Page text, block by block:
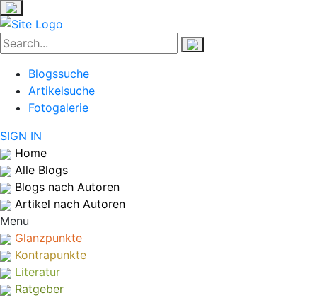
Blogssuche
Artikelsuche
Fotogalerie
SIGN IN
Home
Alle Blogs
Blogs nach Autoren
Artikel nach Autoren
Menu
Glanzpunkte
Kontrapunkte
Literatur
Ratgeber